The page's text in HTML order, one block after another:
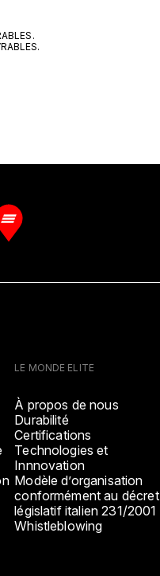
LE MONDE ELITE
À propos de nous
Durabilité
Certifications
Technologies et
Innnovation
Modèle d’organisation
conformément au décret
législatif italien 231/2001
Whistleblowing